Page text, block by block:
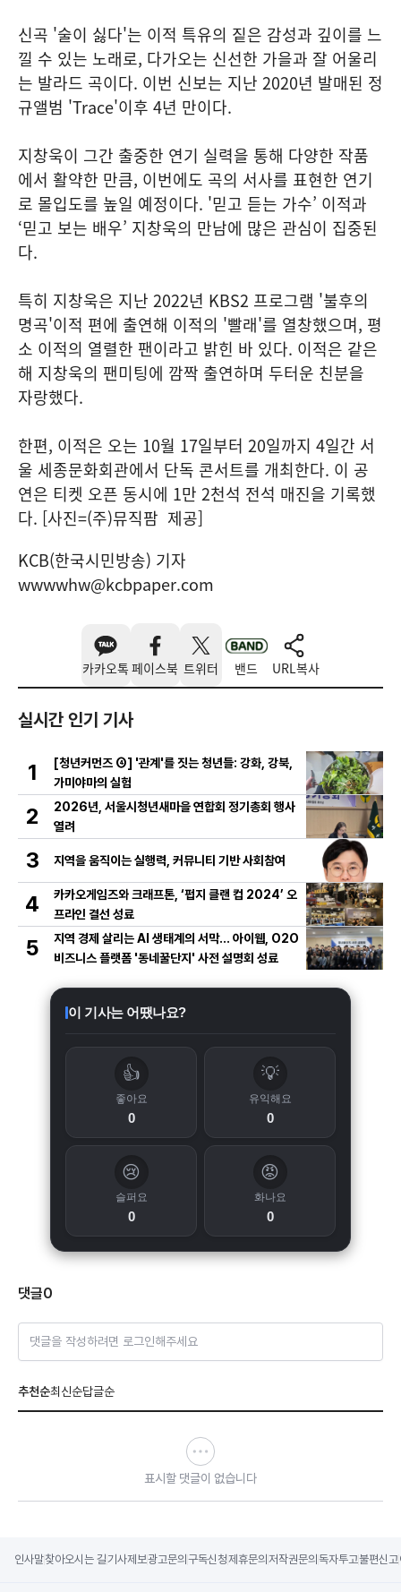
신곡 '술이 싫다'는 이적 특유의 짙은 감성과 깊이를 느
낄 수 있는 노래로, 다가오는 신선한 가을과 잘 어울리
는 발라드 곡이다. 이번 신보는 지난 2020년 발매된 정
규앨범 'Trace'이후 4년 만이다.
지창욱이 그간 출중한 연기 실력을 통해 다양한 작품
에서 활약한 만큼, 이번에도 곡의 서사를 표현한 연기
로 몰입도를 높일 예정이다. '믿고 듣는 가수’ 이적과
‘믿고 보는 배우’ 지창욱의 만남에 많은 관심이 집중된
다.
특히 지창욱은 지난 2022년 KBS2 프로그램 '불후의
명곡'이적 편에 출연해 이적의 '빨래'를 열창했으며, 평
소 이적의 열렬한 팬이라고 밝힌 바 있다. 이적은 같은
해 지창욱의 팬미팅에 깜짝 출연하며 두터운 친분을
자랑했다.
한편, 이적은 오는 10월 17일부터 20일까지 4일간 서
울 세종문화회관에서 단독 콘서트를 개최한다. 이 공
연은 티켓 오픈 동시에 1만 2천석 전석 매진을 기록했
다. [사진=(주)뮤직팜 제공]
KCB(한국시민방송) 기자
wwwwhw@kcbpaper.com
카카오톡 페이스북 트위터 밴드 URL복사
실시간 인기 기사
1
[청년커먼즈 ④] '관계'를 짓는 청년들: 강화, 강북,
가미야마의 실험
2
2026년, 서울시청년새마을 연합회 정기총회 행사
열려
3 지역을 움직이는 실행력, 커뮤니티 기반 사회참여
4
카카오게임즈와 크래프톤, ‘펍지 클랜 컵 2024’ 오
프라인 결선 성료
5
지역 경제 살리는 AI 생태계의 서막... 아이웹, O2O
비즈니스 플랫폼 '동네꿀단지' 사전 설명회 성료
이 기사는 어땠나요?
👍
좋아요
0
💡
유익해요
0
😢
슬퍼요
0
😡
화나요
0
댓글0
댓글을 작성하려면 로그인해주세요
추천순최신순답글순
표시할 댓글이 없습니다
인사말찾아오시는 길기사제보광고문의 구독신청제휴문의 저작권문의 독자투고불편신고